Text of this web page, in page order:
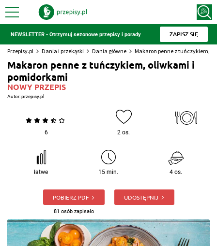
NEWSLETTER - Otrzymuj sezonowe przepisy i porady ZAPISZ SIĘ
Przepisy.pl Dania i przekąski Dania główne Makaron penne z tuńczykiem,
Makaron penne z tuńczykiem, oliwkami i
pomidorkami
NOWY PRZEPIS
Autor:przepisy.pl
6 2 os.
łatwe 15 min. 4 os.
POBIERZ PDF
81 osób zapisało
UDOSTĘPNIJ